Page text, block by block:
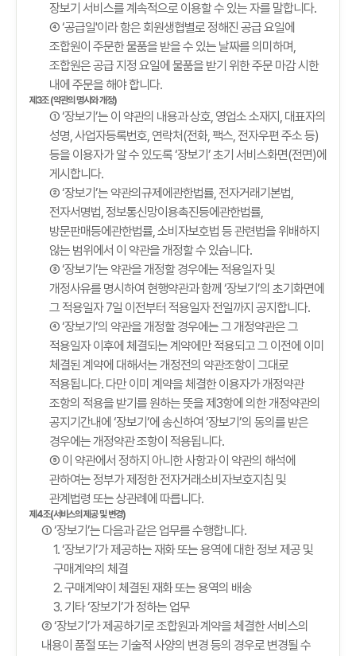
장보기 서비스를 계속적으로 이용할 수 있는 자를 말합니다.
④ ‘공급일'이라 함은 회원생협별로 정해진 공급 요일에
조합원이 주문한 물품을 받을 수 있는 날짜를 의미하며,
조합원은 공급 지정 요일에 물품을 받기 위한 주문 마감 시한
내에 주문을 해야 합니다.
제3조 (약관의 명시와 개정)
① ‘장보기’는 이 약관의 내용과 상호, 영업소 소재지, 대표자의
성명, 사업자등록번호, 연락처(전화, 팩스, 전자우편 주소 등)
등을 이용자가 알 수 있도록 ‘장보기’ 초기 서비스화면(전면)에
게시합니다.
② ‘장보기’는 약관의규제에관한법률, 전자거래기본법,
전자서명법, 정보통신망이용촉진등에관한법률,
방문판매등에관한법률, 소비자보호법 등 관련법을 위배하지
않는 범위에서 이 약관을 개정할 수 있습니다.
③ ‘장보기’는 약관을 개정할 경우에는 적용일자 및
개정사유를 명시하여 현행약관과 함께 ‘장보기’의 초기화면에
그 적용일자 7일 이전부터 적용일자 전일까지 공지합니다.
④ ‘장보기’의 약관을 개정할 경우에는 그 개정약관은 그
적용일자 이후에 체결되는 계약에만 적용되고 그 이전에 이미
체결된 계약에 대해서는 개정전의 약관조항이 그대로
적용됩니다. 다만 이미 계약을 체결한 이용자가 개정약관
조항의 적용을 받기를 원하는 뜻을 제3항에 의한 개정약관의
공지기간내에 ‘장보기’에 송신하여 ‘장보기’의 동의를 받은
경우에는 개정약관 조항이 적용됩니다.
⑤ 이 약관에서 정하지 아니한 사항과 이 약관의 해석에
관하여는 정부가 제정한 전자거래소비자보호지침 및
관계법령 또는 상관례에 따릅니다.
제4조(서비스의 제공 및 변경)
① ‘장보기’는 다음과 같은 업무를 수행합니다.
1. ‘장보기’가 제공하는 재화 또는 용역에 대한 정보 제공 및
구매계약의 체결
2. 구매계약이 체결된 재화 또는 용역의 배송
3. 기타 ‘장보기’가 정하는 업무
② ‘장보기’가 제공하기로 조합원과 계약을 체결한 서비스의
내용이 품절 또는 기술적 사양의 변경 등의 경우로 변경될 수